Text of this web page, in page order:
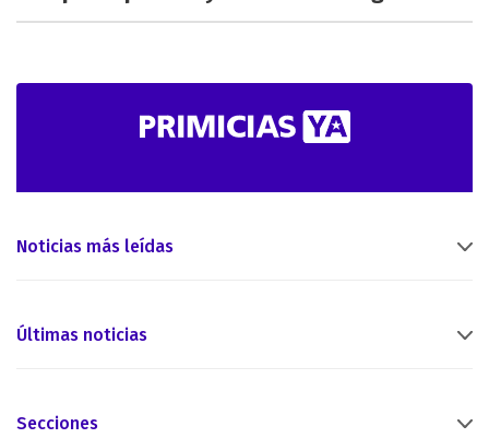
Noticias más leídas
Últimas noticias
Secciones